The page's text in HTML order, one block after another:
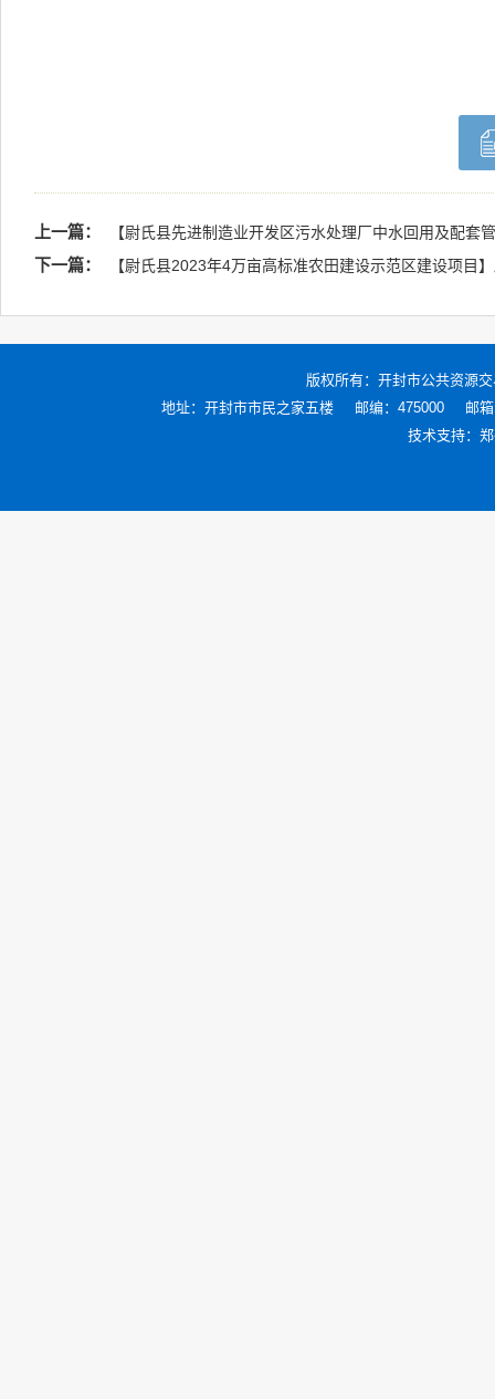
上一篇： 【尉氏县先进制造业开发区污水处理厂中水回用及配
下一篇： 【尉氏县2023年4万亩高标准农田建设示范区建设项目
版权所有： 开封市公共资源
地址：开封市市民之家五楼
邮编：475000
邮
技术支持：